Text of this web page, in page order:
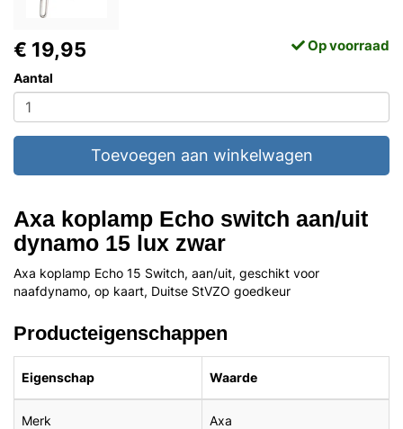
€ 19,95 Op voorraad
Aantal
Toevoegen aan winkelwagen
Axa koplamp Echo switch aan/uit
dynamo 15 lux zwar
Axa koplamp Echo 15 Switch, aan/uit, geschikt voor
naafdynamo, op kaart, Duitse StVZO goedkeur
Producteigenschappen
Eigenschap Waarde
Merk Axa